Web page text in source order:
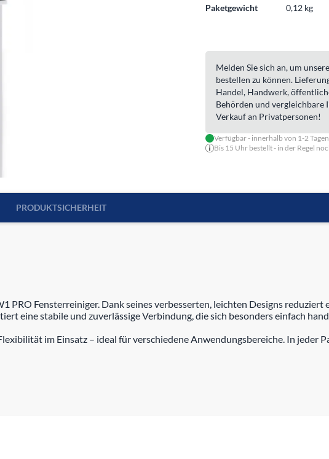
Paketgewicht
0,12 kg
Melden Sie sich an, um
bestellen zu können.
Handel, Handwerk,
Behörden und vergleichbare
Verkauf an Privatpersonen!
Verfügbar - innerhalb von 1-2
Bis 15 Uhr bestellt - in der Regel
PRODUKTSICHERHEIT
PRO Fensterreiniger. Dank seines verbesserten, leichten Designs reduziert
eine stabile und zuverlässige Verbindung, die sich besonders einfach
im Einsatz – ideal für verschiedene Anwendungsbereiche. In jeder